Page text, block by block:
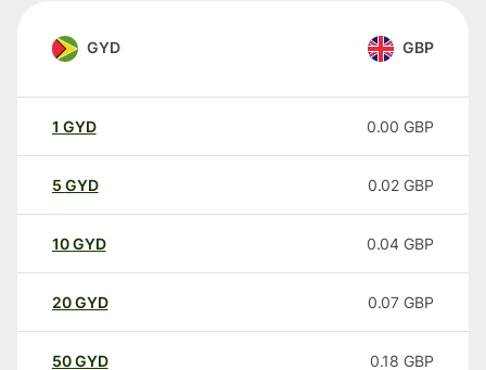
GYD GBP
1 GYD 0.00 GBP
5 GYD 0.02 GBP
10GYD 0.04 GBP
20GYD 0.07 GBP
50GYD 0.18 GBP